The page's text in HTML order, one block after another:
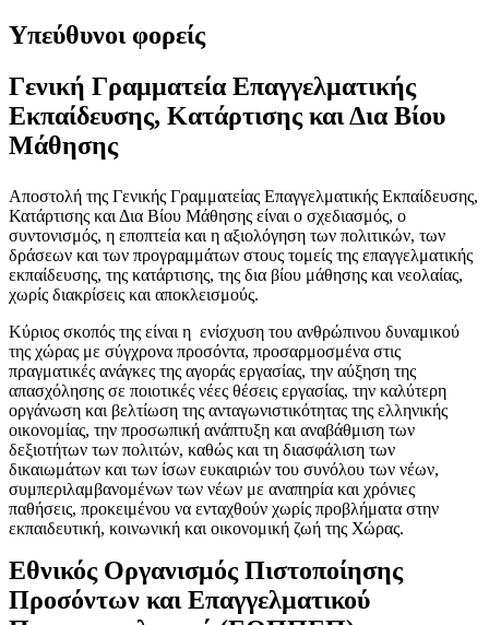
Υπεύθυνοι φορείς
Γενική Γραμματεία Επαγγελματικής
Εκπαίδευσης, Κατάρτισης και Δια Βίου
Μάθησης
Αποστολή της Γενικής Γραμματείας Επαγγελματικής Εκπαίδευσης,
Κατάρτισης και Δια Βίου Μάθησης είναι ο σχεδιασμός, ο
συντονισμός, η εποπτεία και η αξιολόγηση των πολιτικών, των
δράσεων και των προγραμμάτων στους τομείς της επαγγελματικής
εκπαίδευσης, της κατάρτισης, της δια βίου μάθησης και νεολαίας,
χωρίς διακρίσεις και αποκλεισμούς.
Κύριος σκοπός της είναι η ενίσχυση του ανθρώπινου δυναμικού
της χώρας με σύγχρονα προσόντα, προσαρμοσμένα στις
πραγματικές ανάγκες της αγοράς εργασίας, την αύξηση της
απασχόλησης σε ποιοτικές νέες θέσεις εργασίας, την καλύτερη
οργάνωση και βελτίωση της ανταγωνιστικότητας της ελληνικής
οικονομίας, την προσωπική ανάπτυξη και αναβάθμιση των
δεξιοτήτων των πολιτών, καθώς και τη διασφάλιση των
δικαιωμάτων και των ίσων ευκαιριών του συνόλου των νέων,
συμπεριλαμβανομένων των νέων με αναπηρία και χρόνιες
παθήσεις, προκειμένου να ενταχθούν χωρίς προβλήματα στην
εκπαιδευτική, κοινωνική και οικονομική ζωή της Χώρας.
Εθνικός Οργανισμός Πιστοποίησης
Προσόντων και Επαγγελματικού